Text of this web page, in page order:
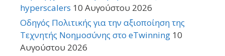
hyperscalers 10 Αυγούστου 2026
Οδηγός Πολιτικής για την αξιοποίηση της
Τεχνητής Νοημοσύνης στο eTwinning 10
Αυγούστου 2026